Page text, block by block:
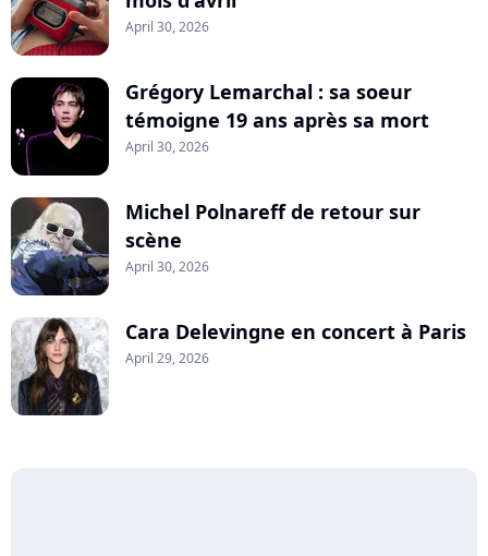
April 30, 2026
Grégory Lemarchal : sa soeur
témoigne 19 ans après sa mort
April 30, 2026
Michel Polnareff de retour sur
scène
April 30, 2026
Cara Delevingne en concert à Paris
April 29, 2026